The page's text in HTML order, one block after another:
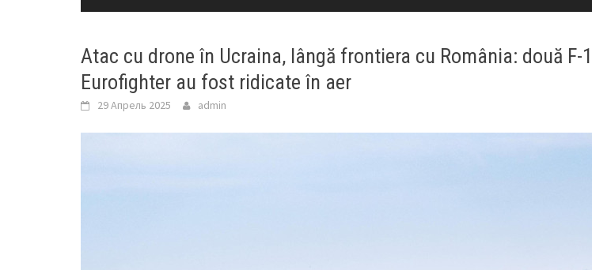
Atac cu drone în Ucraina, lângă frontiera cu România: două F-
Eurofighter au fost ridicate în aer
29 Апрель 2025 admin